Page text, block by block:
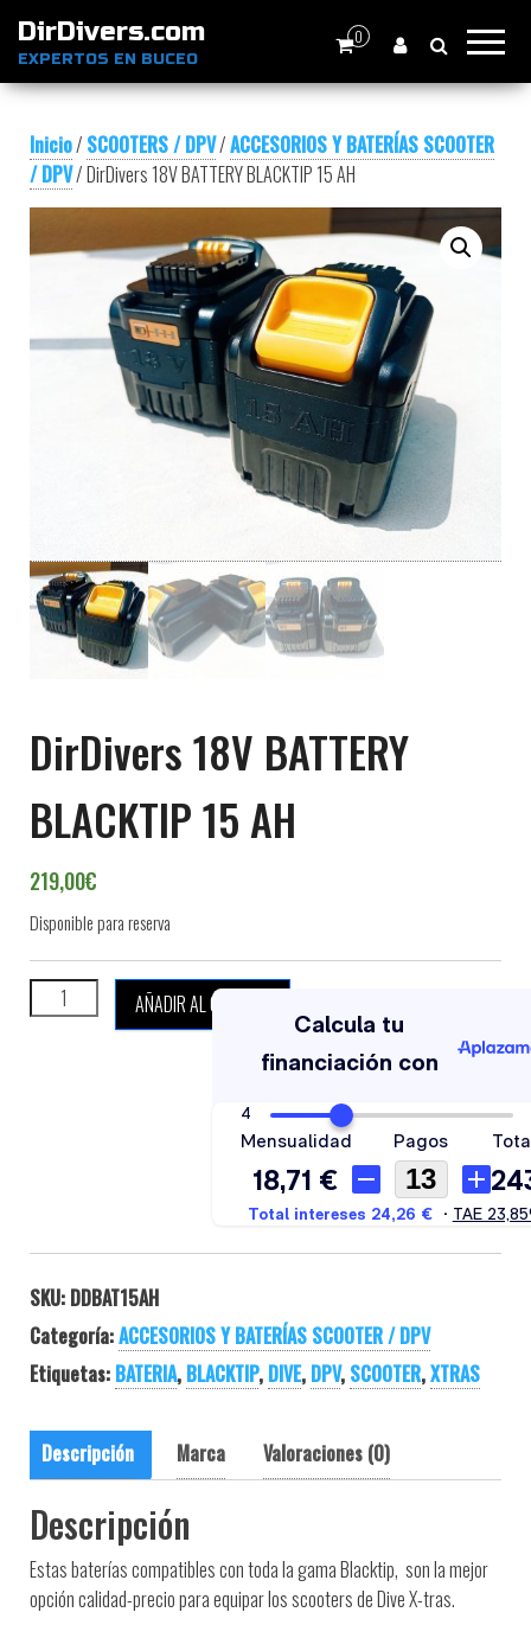
DirDivers.com
EXPERTOS EN BUCEO
0
Inicio/ SCOOTERS / DPV/ACCESORIOS Y BATERÍAS SCOOTER
/ DPV/ DirDivers 18V BATTERY BLACKTIP 15 AH
DirDivers 18V BATTERY
BLACKTIP 15 AH
219,00€
Disponible para reserva
DirDivers 18V BATTERY BLACKTIP 15 AH cantidad
AÑADIR AL CARRITO
SKU: DDBAT15AH
Categoría:ACCESORIOS Y BATERÍAS SCOOTER / DPV
Etiquetas: BATERIA, BLACKTIP, DIVE, DPV, SCOOTER,XTRAS
Descripción Marca Valoraciones (0)
Descripción
Estas baterías compatibles con toda la gama Blacktip, son la mejor
opción calidad-precio para equipar los scooters de Dive X-tras.